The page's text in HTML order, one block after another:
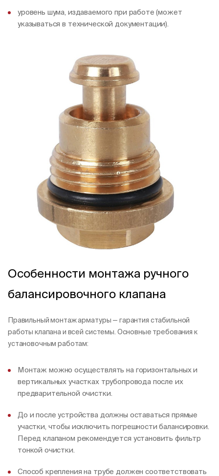
уровень шума, издаваемого при работе (может
указываться в технической документации).
Особенности монтажа ручного
балансировочного клапана
Правильный монтаж арматуры — гарантия стабильной
работы клапана и всей системы. Основные требования к
установочным работам:
Монтаж можно осуществлять на горизонтальных и
вертикальных участках трубопровода после их
предварительной очистки.
До и после устройства должны оставаться прямые
участки, чтобы исключить погрешности балансировки.
Перед клапаном рекомендуется установить фильтр
тонкой очистки.
Способ крепления на трубе должен соответствовать